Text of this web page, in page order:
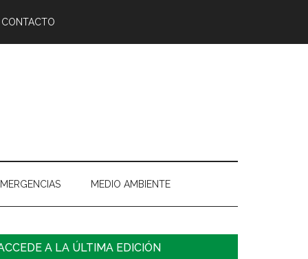
CONTACTO
MEDIO AMBIENTE
A LA ÚLTIMA EDICIÓN